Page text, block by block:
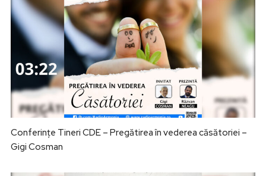
Conferințe Tineri CDE – Pregătirea în vederea căsătoriei –
Gigi Cosman